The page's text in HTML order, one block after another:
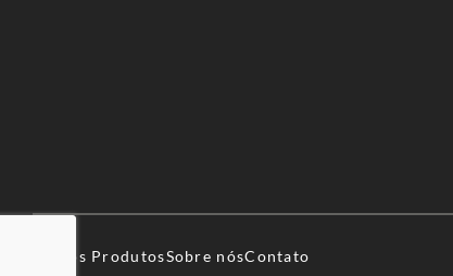
Nossos ProdutosSobre nósContato